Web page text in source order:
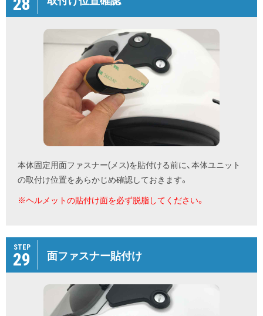
本体固定用面ファスナー(メス)を貼付ける前に、本体ユニット
の取付け位置をあらかじめ確認しておきます。
※ヘルメットの貼付け面を必ず脱脂してください。
STEP
29 面ファスナー貼付け